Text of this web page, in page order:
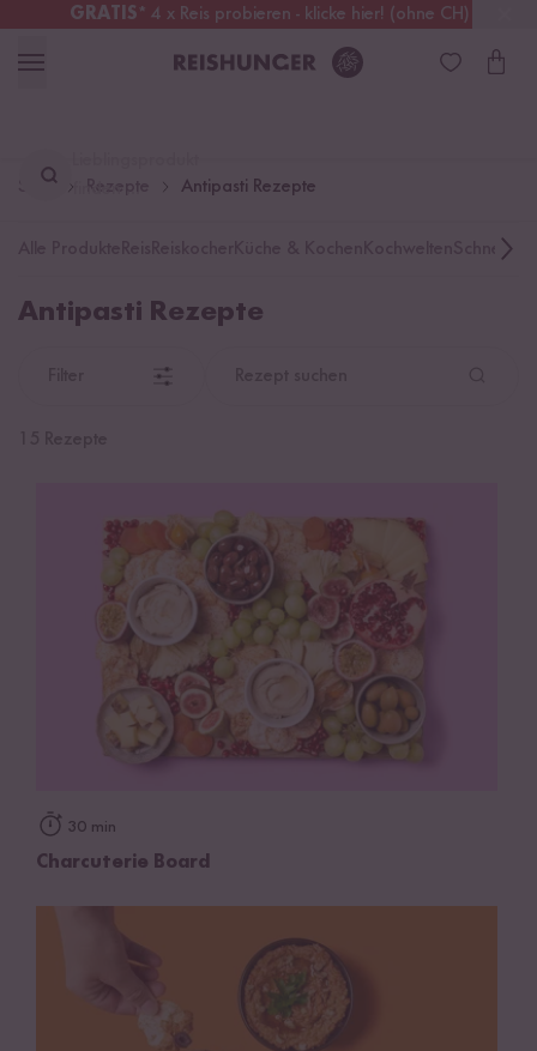
GRATIS* 4 x Reis probieren - klicke hier! (ohne CH)
Schweiz Alle Zölle & Steuern inklusive
finden ...
Start Antipasti Rezepte
Schnelle
Antipasti Rezepte
30 min
Charcuterie Board